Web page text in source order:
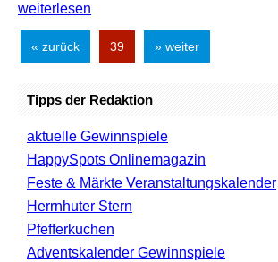
weiterlesen
« zurück 39 » weiter
Tipps der Redaktion
aktuelle Gewinnspiele
HappySpots Onlinemagazin
Feste & Märkte Veranstaltungskalender
Herrnhuter Stern
Pfefferkuchen
Adventskalender Gewinnspiele